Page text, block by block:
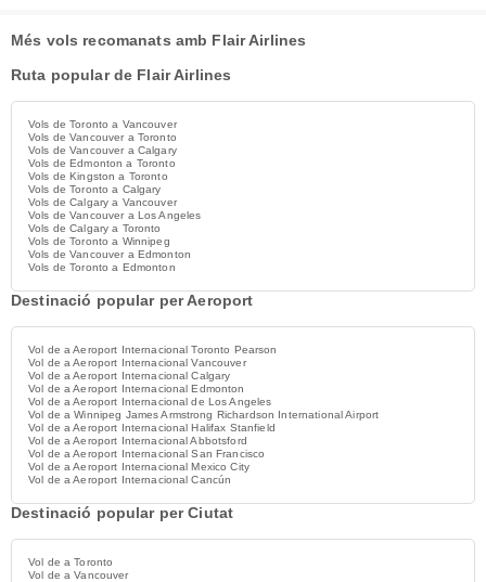
Més vols recomanats amb Flair Airlines
Ruta popular de Flair Airlines
Vols de Toronto a Vancouver
Vols de Vancouver a Toronto
Vols de Vancouver a Calgary
Vols de Edmonton a Toronto
Vols de Kingston a Toronto
Vols de Toronto a Calgary
Vols de Calgary a Vancouver
Vols de Vancouver a Los Angeles
Vols de Calgary a Toronto
Vols de Toronto a Winnipeg
Vols de Vancouver a Edmonton
Vols de Toronto a Edmonton
Destinació popular per Aeroport
Vol de a Aeroport Internacional Toronto Pearson
Vol de a Aeroport Internacional Vancouver
Vol de a Aeroport Internacional Calgary
Vol de a Aeroport Internacional Edmonton
Vol de a Aeroport Internacional de Los Angeles
Vol de a Winnipeg James Armstrong Richardson International Airport
Vol de a Aeroport Internacional Halifax Stanfield
Vol de a Aeroport Internacional Abbotsford
Vol de a Aeroport Internacional San Francisco
Vol de a Aeroport Internacional Mexico City
Vol de a Aeroport Internacional Cancún
Destinació popular per Ciutat
Vol de a Toronto
Vol de a Vancouver